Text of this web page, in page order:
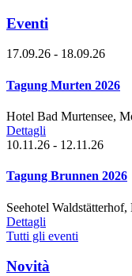
Eventi
17.09.26 - 18.09.26
Tagung Murten 2026
Hotel Bad Murtensee,
Dettagli
10.11.26 - 12.11.26
Tagung Brunnen 2026
Seehotel Waldstätterhof,
Dettagli
Tutti gli eventi
Novità